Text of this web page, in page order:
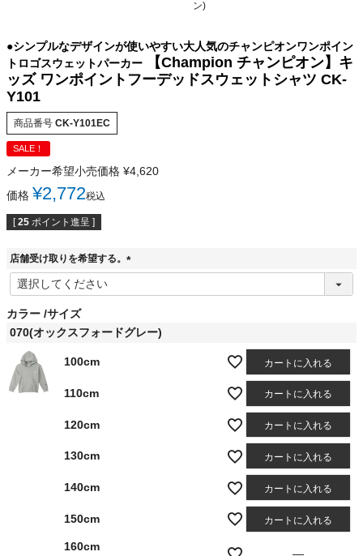
ン)
●シンプルなデザインが使いやすい大人気のチャンピオンワンポイン
トロゴスウェットパーカー
【Champion チャンピオン】キ
ッズ ワンポイントフーデッドスウェットシャツ CK-
Y101
商品番号 CK-Y101EC
SALE！
メーカー希望小売価格 ¥4,620
価格 ¥2,772税込
[ 25 ポイント進呈 ]
店舗受け取りを希望する。
(
カラー サイズ
070(オックスフォードグレー)
100cm カートに入れる
110cm カートに入れる
120cm カートに入れる
130cm カートに入れる
140cm カートに入れる
150cm カートに入れる
160cm
—